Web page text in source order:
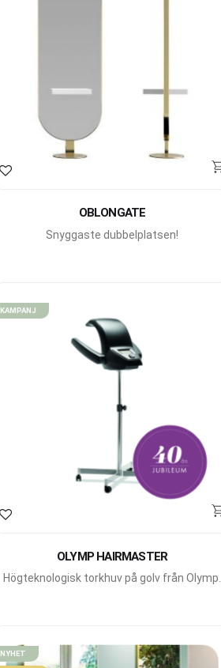
Lägg till i favoriter
OBLONGATE
Snyggaste dubbelplatsen!
Lägg till i favoriter
OLYMP HAIRMASTER
Högteknologisk torkhuv på golv från Olymp.
KAMPANJ
NYHET